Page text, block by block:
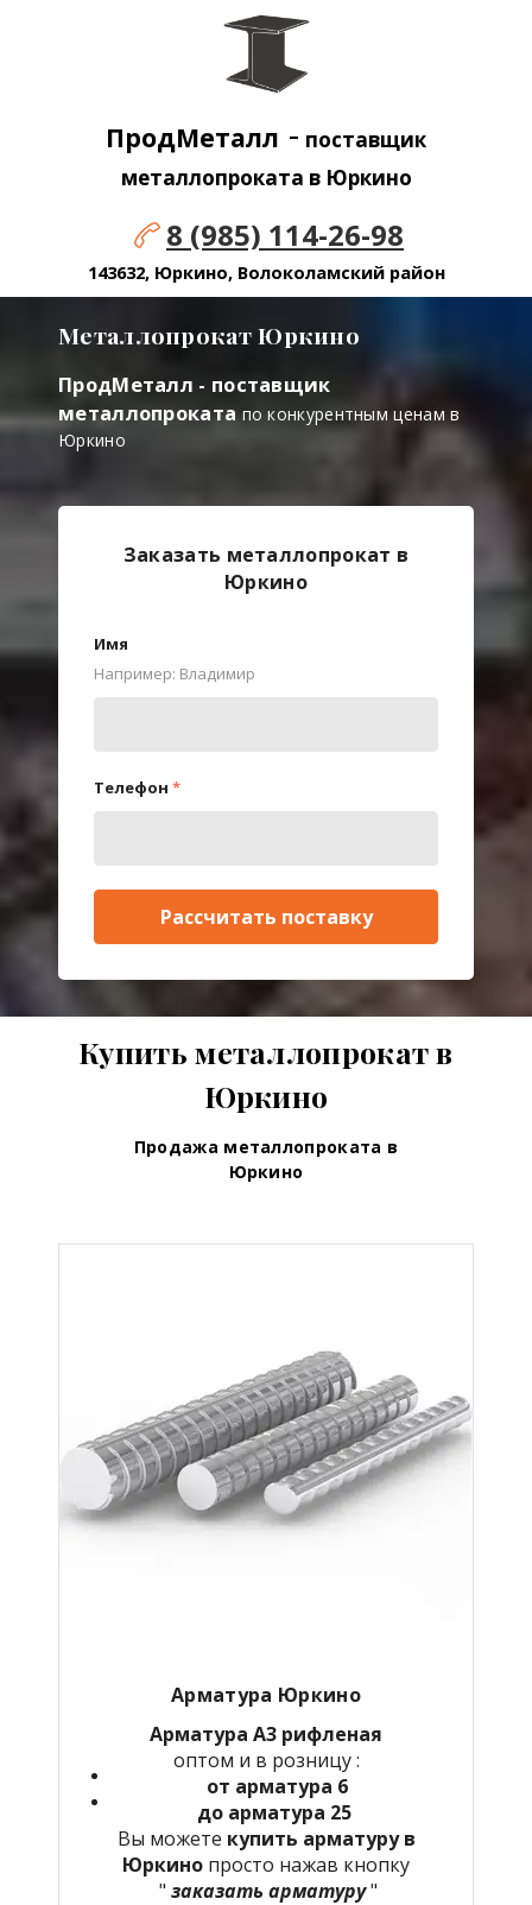
ПродМеталл - поставщик
металлопроката в Юркино
8 (985) 114-26-98
143632, Юркино, Волоколамский район
Металлопрокат Юркино
ПродМеталл - поставщик
металлопроката по конкурентным ценам в
Юркино
Заказать металлопрокат в
Юркино
Имя
Например: Владимир
Телефон *
Рассчитать поставку
Купить металлопрокат в
Юркино
Продажа металлопроката в
Юркино
Арматура Юркино
Арматура А3 рифленая
оптом и в розницу :
от арматура 6
до арматура 25
Вы можете купить арматуру в
Юркино просто нажав кнопку
" заказать арматуру"